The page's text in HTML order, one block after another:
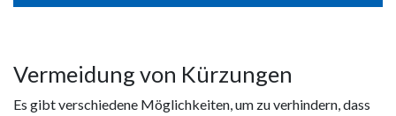
Vermeidung von Kürzungen
Es gibt verschiedene Möglichkeiten, um zu verhindern, dass